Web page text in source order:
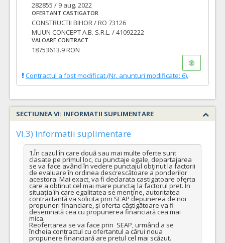
282855 / 9 aug. 2022
OFERTANT CASTIGATOR
CONSTRUCTII BIHOR / RO 73126
MUUN CONCEPT A.B. S.R.L. / 41092222
VALOARE CONTRACT
18753613.9 RON
Contractul a fost modificat.(Nr. anunturi modificate: 6).
SECTIUNEA VI: INFORMATII SUPLIMENTARE
VI.3) Informatii suplimentare
1.În cazul în care două sau mai multe oferte sunt
clasate pe primul loc, cu punctaje egale, departajarea
se va face având în vedere punctajul obţinut la factorii
de evaluare în ordinea descrescătoare a ponderilor
acestora. Mai exact, va fi declarata castigatoare oferta
care a obtinut cel mai mare punctaj la factorul pret. În
situaţia în care egalitatea se menţine, autoritatea
contractantă va solicita prin SEAP depunerea de noi
propuneri financiare, şi oferta câştigătoare va fi
desemnată cea cu propunerea financiară cea mai
mica.
Reofertarea se va face prin  SEAP, urmând a se
încheia contractul cu ofertantul a cărui noua
propunere financiară are pretul cel mai scăzut.